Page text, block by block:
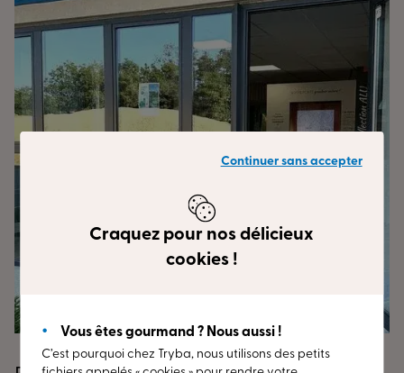
Continuer sans accepter
Craquez pour nos délicieux
cookies !
Vous êtes gourmand ? Nous aussi !
C’est pourquoi chez Tryba, nous utilisons des petits